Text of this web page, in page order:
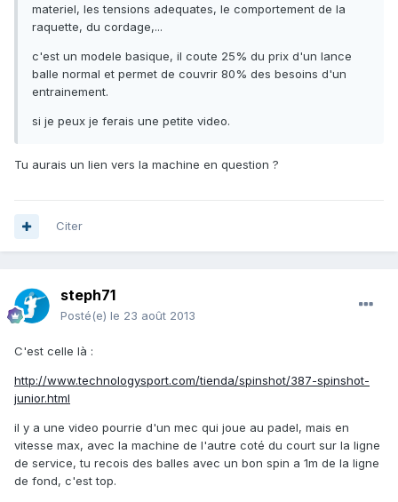
materiel, les tensions adequates, le comportement de la
raquette, du cordage,...
c'est un modele basique, il coute 25% du prix d'un lance
balle normal et permet de couvrir 80% des besoins d'un
entrainement.
si je peux je ferais une petite video.
Tu aurais un lien vers la machine en question ?
Citer
steph71
Posté(e) le 23 août 2013
C'est celle là :
http://www.technologysport.com/tienda/spinshot/387-spinshot-
junior.html
il y a une video pourrie d'un mec qui joue au padel, mais en
vitesse max, avec la machine de l'autre coté du court sur la ligne
de service, tu recois des balles avec un bon spin a 1m de la ligne
de fond, c'est top.